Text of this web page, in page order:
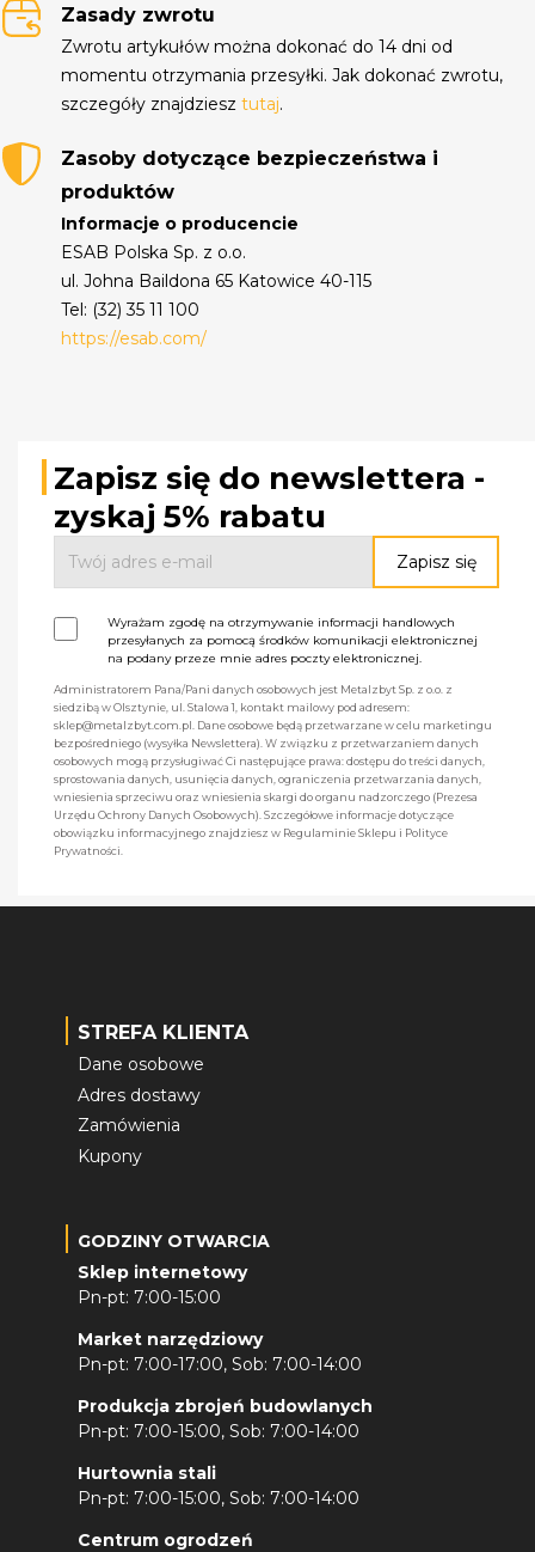
Zasady zwrotu
Zwrotu artykułów można dokonać do 14 dni od
momentu otrzymania przesyłki. Jak dokonać zwrotu,
szczegóły znajdziesztutaj.
Zasoby dotyczące bezpieczeństwa i
produktów
Informacje o producencie
ESAB Polska Sp. z o.o.
ul. Johna Baildona 65 Katowice 40-115
Tel: (32) 35 11 100
https://esab.com/
Zapisz się do newslettera -
zyskaj 5% rabatu
Wyrażam zgodę na otrzymywanie informacji handlowych
przesyłanych za pomocą środków komunikacji elektronicznej
na podany przeze mnie adres poczty elektronicznej.
Administratorem Pana/Pani danych osobowych jest Metalzbyt Sp. z o.o. z
siedzibą w Olsztynie, ul. Stalowa 1, kontakt mailowy pod adresem:
sklep@metalzbyt.com.pl. Dane osobowe będą przetwarzane w celu marketingu
bezpośredniego (wysyłka Newslettera). W związku z przetwarzaniem danych
osobowych mogą przysługiwać Ci następujące prawa: dostępu do treści danych,
sprostowania danych, usunięcia danych, ograniczenia przetwarzania danych,
wniesienia sprzeciwu oraz wniesienia skargi do organu nadzorczego (Prezesa
Urzędu Ochrony Danych Osobowych). Szczegółowe informacje dotyczące
obowiązku informacyjnego znajdziesz w Regulaminie Sklepu i Polityce
Prywatności.
STREFA KLIENTA
Dane osobowe
Adres dostawy
Zamówienia
Kupony
GODZINY OTWARCIA
Sklep internetowy
Pn-pt: 7:00-15:00
Market narzędziowy
Pn-pt: 7:00-17:00, Sob: 7:00-14:00
Produkcja zbrojeń budowlanych
Pn-pt: 7:00-15:00, Sob: 7:00-14:00
Hurtownia stali
Pn-pt: 7:00-15:00, Sob: 7:00-14:00
Centrum ogrodzeń